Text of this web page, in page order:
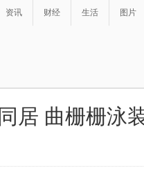
资讯 财经 生活 图片
居 曲栅栅泳